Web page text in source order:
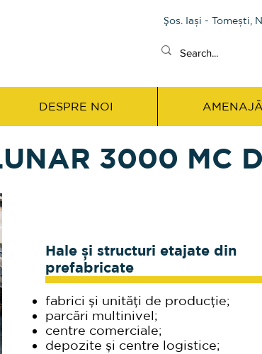
Şos. Iași - Tomești,
DESPRE NOI
3000 MC
Hale și structuri etajate din
prefabricate
fabrici și unități de producție;
parcări multinivel;
centre comerciale;
depozite și centre logistice;